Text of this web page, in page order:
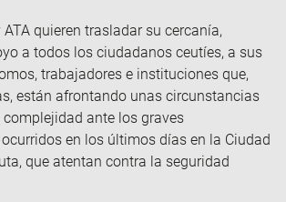
ATA quieren trasladar su cercanía,
a todos los ciudadanos ceutíes, a sus
trabajadores e instituciones que,
están afrontando unas circunstancias
ante los graves
en los últimos días en la Ciudad
que atentan contra la seguridad